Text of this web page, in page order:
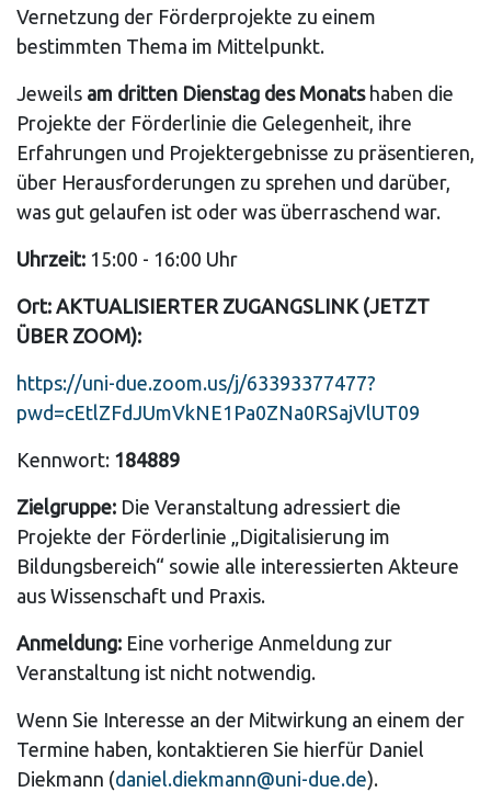
Vernetzung der Förderprojekte zu einem
bestimmten Thema im Mittelpunkt.
Jeweils am dritten Dienstag des Monatshaben die
Projekte der Förderlinie die Gelegenheit, ihre
Erfahrungen und Projektergebnisse zu präsentieren,
über Herausforderungen zu sprehen und darüber,
was gut gelaufen ist oder was überraschend war.
Uhrzeit: 15:00 - 16:00 Uhr
Ort: AKTUALISIERTER ZUGANGSLINK (JETZT
ÜBER ZOOM):
https://uni-due.zoom.us/j/63393377477?
pwd=cEtlZFdJUmVkNE1Pa0ZNa0RSajVlUT09
Kennwort: 184889
Zielgruppe: Die Veranstaltung adressiert die
Projekte der Förderlinie „Digitalisierung im
Bildungsbereich“ sowie alle interessierten Akteure
aus Wissenschaft und Praxis.
Anmeldung: Eine vorherige Anmeldung zur
Veranstaltung ist nicht notwendig.
Wenn Sie Interesse an der Mitwirkung an einem der
Termine haben, kontaktieren Sie hierfür Daniel
Diekmann (daniel.diekmann@uni-due.de).